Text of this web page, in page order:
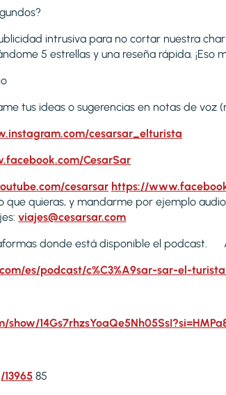
intrusiva para no cortar nuestra
5 estrellas y una reseña rápida. ¡Eso
tus ideas o sugerencias en notas de voz
cesarsar_elturista
CesarSar
cesarsar https://
que quieras, y mandarme por ejemplo
viajes@cesarsar.com
donde está disponible el podcast.
es/podcast/c%C3%A9sar-sar-el-
85